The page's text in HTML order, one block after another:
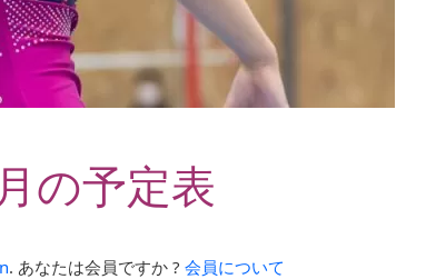
の予定表
. あなたは会員ですか ? 会員について